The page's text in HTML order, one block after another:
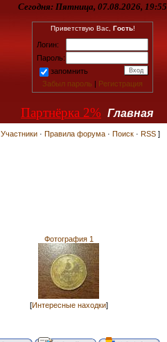
Сегодня: Пятница, 07.08.2026, 19:55
Приветствую Вас, Гость!
Логин:
Пароль:
запомнить
Забыл пароль | Регистрация
Партнёрка 2% Главная
Участники · Правила форума · Поиск · RSS ]
Фотография 1
[Интересные находки]